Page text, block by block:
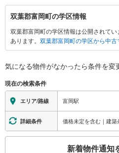
双
葉
郡
富
町
関
す
る
情
報
双葉郡富岡町の学区情報
双葉郡富岡町の学区情報は公開されて
あります。 双葉郡富岡町の学区から中
気になる物件がなかったら条件を変
現在の検索条件
エリア/路線 富岡駅
詳細条件 価格未定を含む｜建
新着物件通知